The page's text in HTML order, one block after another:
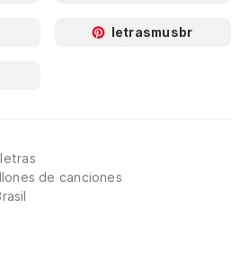
letrasmusbr
de canciones